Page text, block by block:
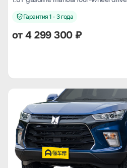
Гарантия 1 - 3 года
от 4 299 300 ₽